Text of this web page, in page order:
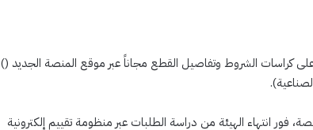
كراسات الشروط وتفاصيل القطع مجاناً عبر موقع المنصة الجديد ()
29 يونيو من خلال المنصة، فور انتهاء الهيئة من دراسة الطلبات عبر منظومة تقييم إلكترونية